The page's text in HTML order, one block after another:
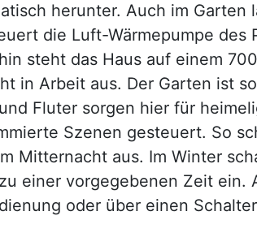
herunter. Auch im
die Luft-Wärmepumpe des
steht das Haus auf einem
in Arbeit aus. Der Garten ist
Fluter sorgen hier für
Szenen gesteuert. So
Mitternacht aus. Im Winter
einer vorgegebenen Zeit ein.
oder über einen